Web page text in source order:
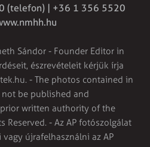
(telefon) | +36 1 356 5520
Sándor - Founder Editor in
észrevételeit kérjük írja
. - The photos contained in
be published and
written authority of the
Reserved. - Az AP fotószolgálat
újrafelhasználni az AP